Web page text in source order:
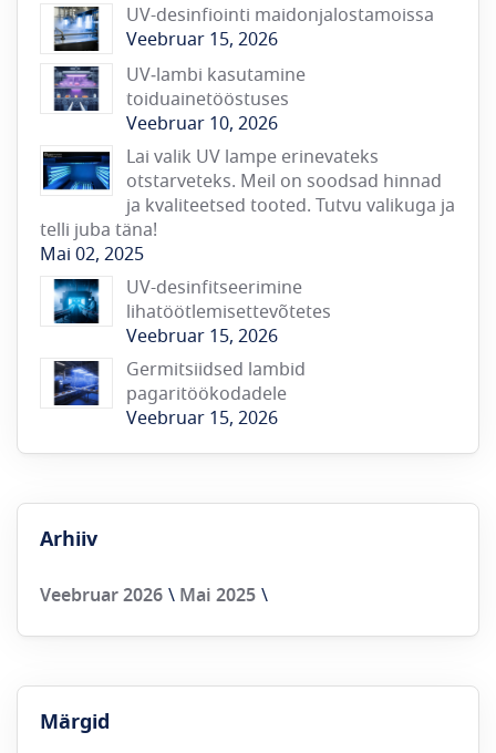
UV-desinfiointi maidonjalostamoissa
Veebruar 15, 2026
UV‑lambi kasutamine
toiduainetööstuses
Veebruar 10, 2026
Lai valik UV lampe erinevateks
otstarveteks. Meil on soodsad hinnad
ja kvaliteetsed tooted. Tutvu valikuga ja
telli juba täna!
Mai 02, 2025
UV-desinfitseerimine
lihatöötlemisettevõtetes
Veebruar 15, 2026
Germitsiidsed lambid
pagaritöökodadele
Veebruar 15, 2026
Arhiiv
Veebruar 2026 Mai 2025
Märgid